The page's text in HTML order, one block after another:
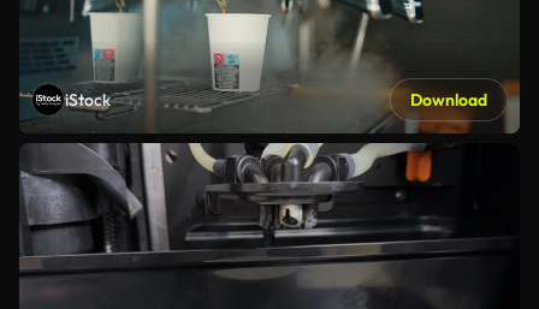
iStock Download